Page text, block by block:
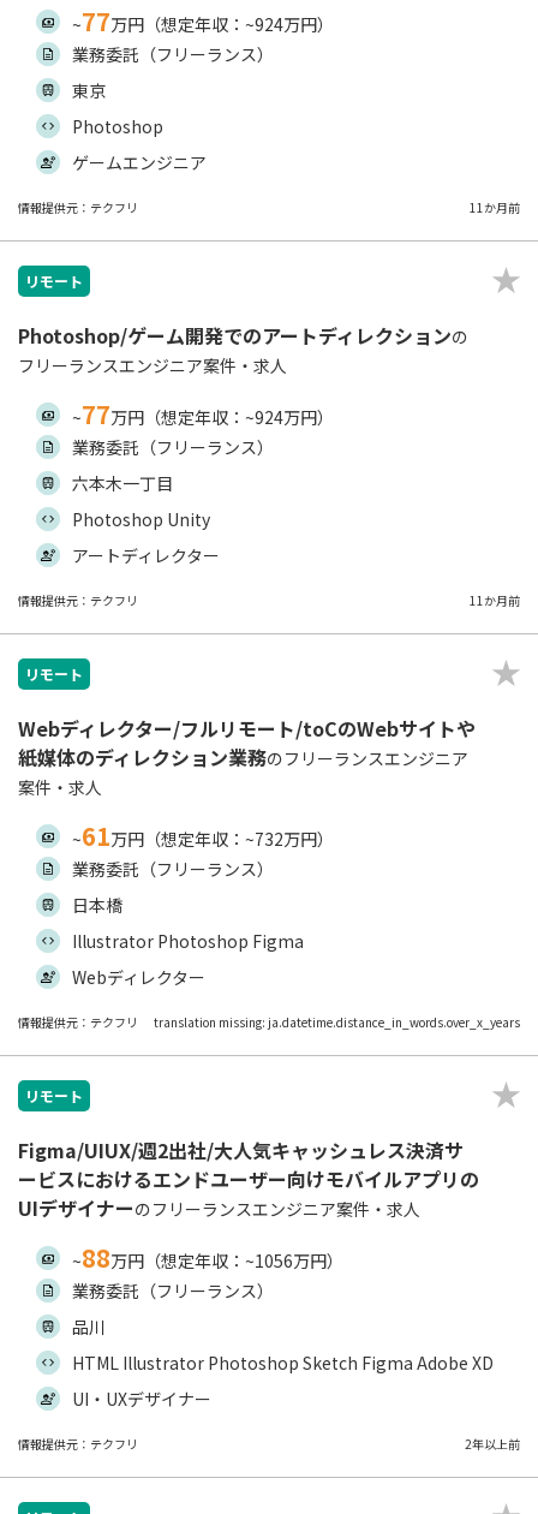
~77万円（想定年収：~924万円）
業務委託（フリーランス）
東京
Photoshop
ゲームエンジニア
情報提供元：テクフリ 11か月前
リモート
Photoshop/ゲーム開発でのアートディレクションの
フリーランスエンジニア案件・求人
~77万円（想定年収：~924万円）
業務委託（フリーランス）
六本木一丁目
Photoshop Unity
アートディレクター
情報提供元：テクフリ 11か月前
リモート
Webディレクター/フルリモート/toCのWebサイトや
紙媒体のディレクション業務のフリーランスエンジニア
案件・求人
~61万円（想定年収：~732万円）
業務委託（フリーランス）
日本橋
Illustrator Photoshop Figma
Webディレクター
情報提供元：テクフリ translation missing: ja.datetime.distance_in_words.over_x_years
リモート
Figma/UIUX/週2出社/大人気キャッシュレス決済サ
ービスにおけるエンドユーザー向けモバイルアプリの
UIデザイナーのフリーランスエンジニア案件・求人
~88万円（想定年収：~1056万円）
業務委託（フリーランス）
品川
HTML Illustrator Photoshop Sketch Figma Adobe XD
UI・UXデザイナー
情報提供元：テクフリ 2年以上前